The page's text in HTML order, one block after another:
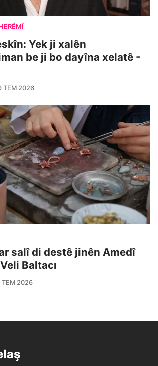
Yek ji xalên
be ji bo dayîna xelatê -
TEM 2026
salî di destê jinên Amedî
Baltacı
TEM 2026